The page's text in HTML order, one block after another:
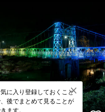
に入り登録しておくこと
後でまとめて見ることが
ます。